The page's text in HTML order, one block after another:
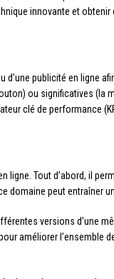
innovante et obtenir
publicité en ligne
ou significatives (la
clé de performance
Tout d’abord, il
domaine peut entraîner
versions d’une
améliorer l’ensemble